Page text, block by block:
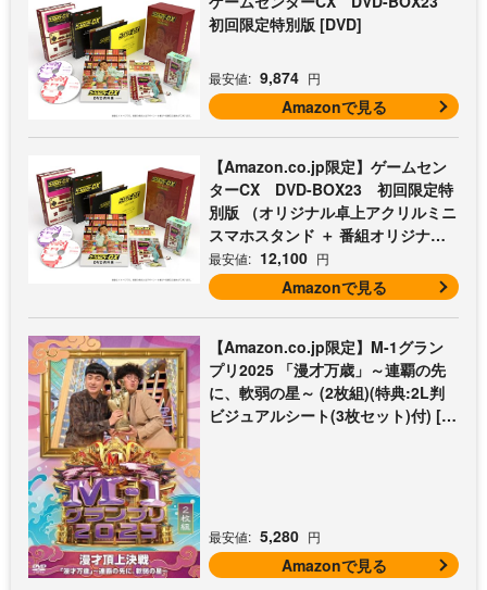
初回限定特別版 [DVD]
最安値: 9,874 円
Amazonで見る
【Amazon.co.jp限定】ゲームセン
ターCX DVD-BOX23 初回限定特
別版 （オリジナル卓上アクリルミニ
スマホスタンド ＋ 番組オリジナル
マイクロファイバークロス（オレン
ジ） 付） [DVD]
最安値: 12,100 円
Amazonで見る
【Amazon.co.jp限定】M-1グラン
プリ2025 「漫才万歳」～連覇の先
に、軟弱の星～ (2枚組)(特典:2L判
ビジュアルシート(3枚セット)付) [D
最安値: 5,280 円
Amazonで見る